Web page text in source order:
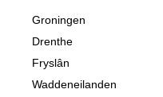
Groningen
Drenthe
Fryslân
Waddeneilanden